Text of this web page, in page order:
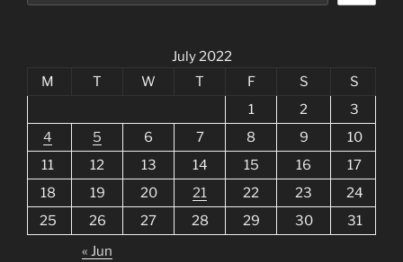
July 2022
M
T W T F S
S
1
2
3
4
5 6 7 8 9
10
11
12 13 14 15 16
17
18
19 20 21 22 23
24
25
26 27 28 29 30
31
« Jun